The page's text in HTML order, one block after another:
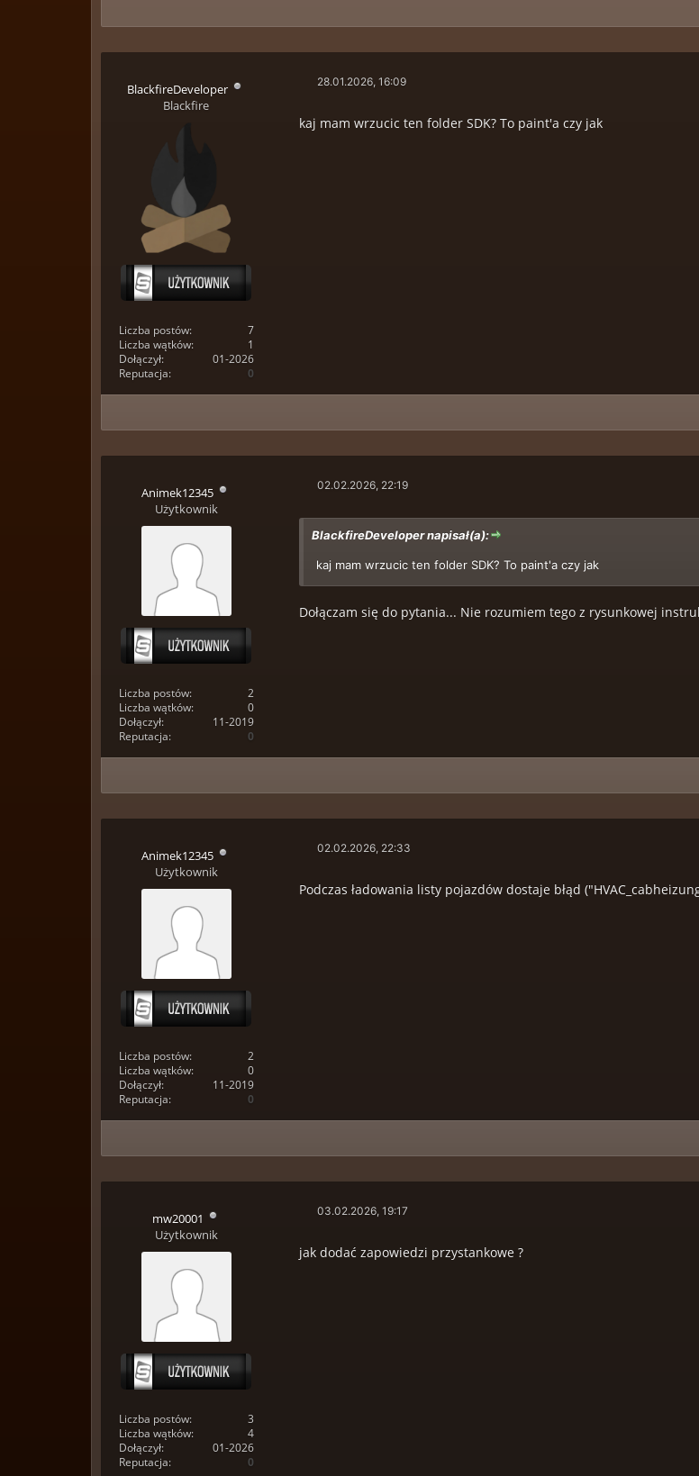
BlackfireDeveloper
Blackfire
Liczba postów:
7
Liczba wątków:
1
Dołączył:
01-2026
Reputacja:
0
28.01.2026, 16:09
kaj mam wrzucic ten folder SDK? To paint'a czy jak
Animek12345
Użytkownik
Liczba postów:
2
Liczba wątków:
0
Dołączył:
11-2019
Reputacja:
0
02.02.2026, 22:19
BlackfireDeveloper napisał(a):
kaj mam wrzucic ten folder SDK? To paint'a czy jak
Dołączam się do pytania... Nie rozumiem tego z rysunkowej
Animek12345
Użytkownik
Liczba postów:
2
Liczba wątków:
0
Dołączył:
11-2019
Reputacja:
0
02.02.2026, 22:33
Podczas ładowania listy pojazdów dostaje błąd
mw20001
Użytkownik
Liczba postów:
3
Liczba wątków:
4
Dołączył:
01-2026
Reputacja:
0
03.02.2026, 19:17
jak dodać zapowiedzi przystankowe ?